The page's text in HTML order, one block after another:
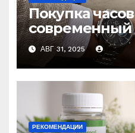
Покупка
современный
выбору
АВГ 31, 2025
РЕКОМЕНДАЦИИ